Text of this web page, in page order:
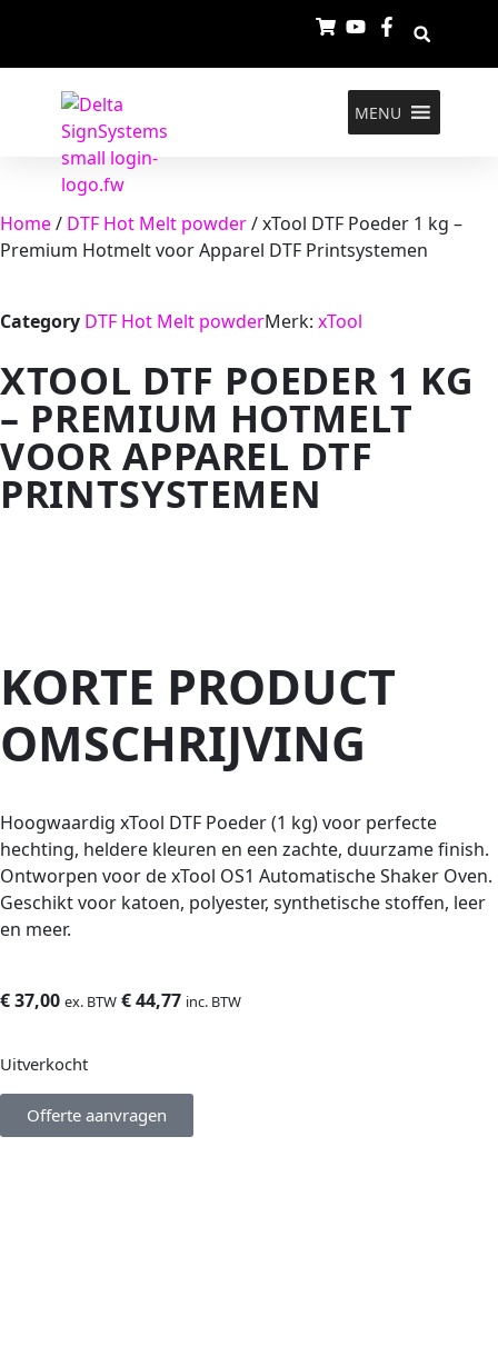
MENU
Home/ DTF Hot Melt powder/ xTool DTF Poeder 1 kg –
Premium Hotmelt voor Apparel DTF Printsystemen
Category DTF Hot Melt powderMerk: xTool
XTOOL DTF POEDER 1 KG
– PREMIUM HOTMELT
VOOR APPAREL DTF
PRINTSYSTEMEN
KORTE PRODUCT
OMSCHRIJVING
Hoogwaardig xTool DTF Poeder (1 kg) voor perfecte
hechting, heldere kleuren en een zachte, duurzame finish.
Ontworpen voor de xTool OS1 Automatische Shaker Oven.
Geschikt voor katoen, polyester, synthetische stoffen, leer
en meer.
€37,00 ex. BTW €44,77 inc. BTW
Uitverkocht
Offerte aanvragen